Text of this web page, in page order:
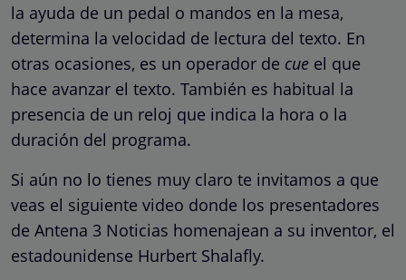
la ayuda de un pedal o mandos en la mesa,
determina la velocidad de lectura del texto. En
otras ocasiones, es un operador de cue el que
hace avanzar el texto. También es habitual la
presencia de un reloj que indica la hora o la
duración del programa.
Si aún no lo tienes muy claro te invitamos a que
veas el siguiente video donde los presentadores
de Antena 3 Noticias homenajean a su inventor, el
estadounidense Hurbert Shalafly.